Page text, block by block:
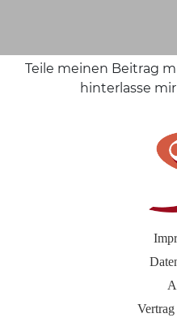
Teile meinen Beitrag
hinterlasse